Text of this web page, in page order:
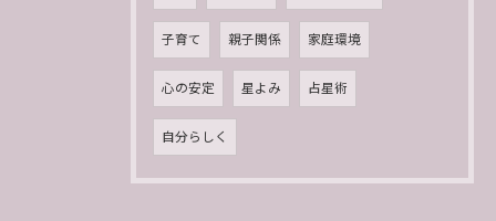
子育て 親子関係 家庭環境
心の安定 星よみ 占星術
自分らしく